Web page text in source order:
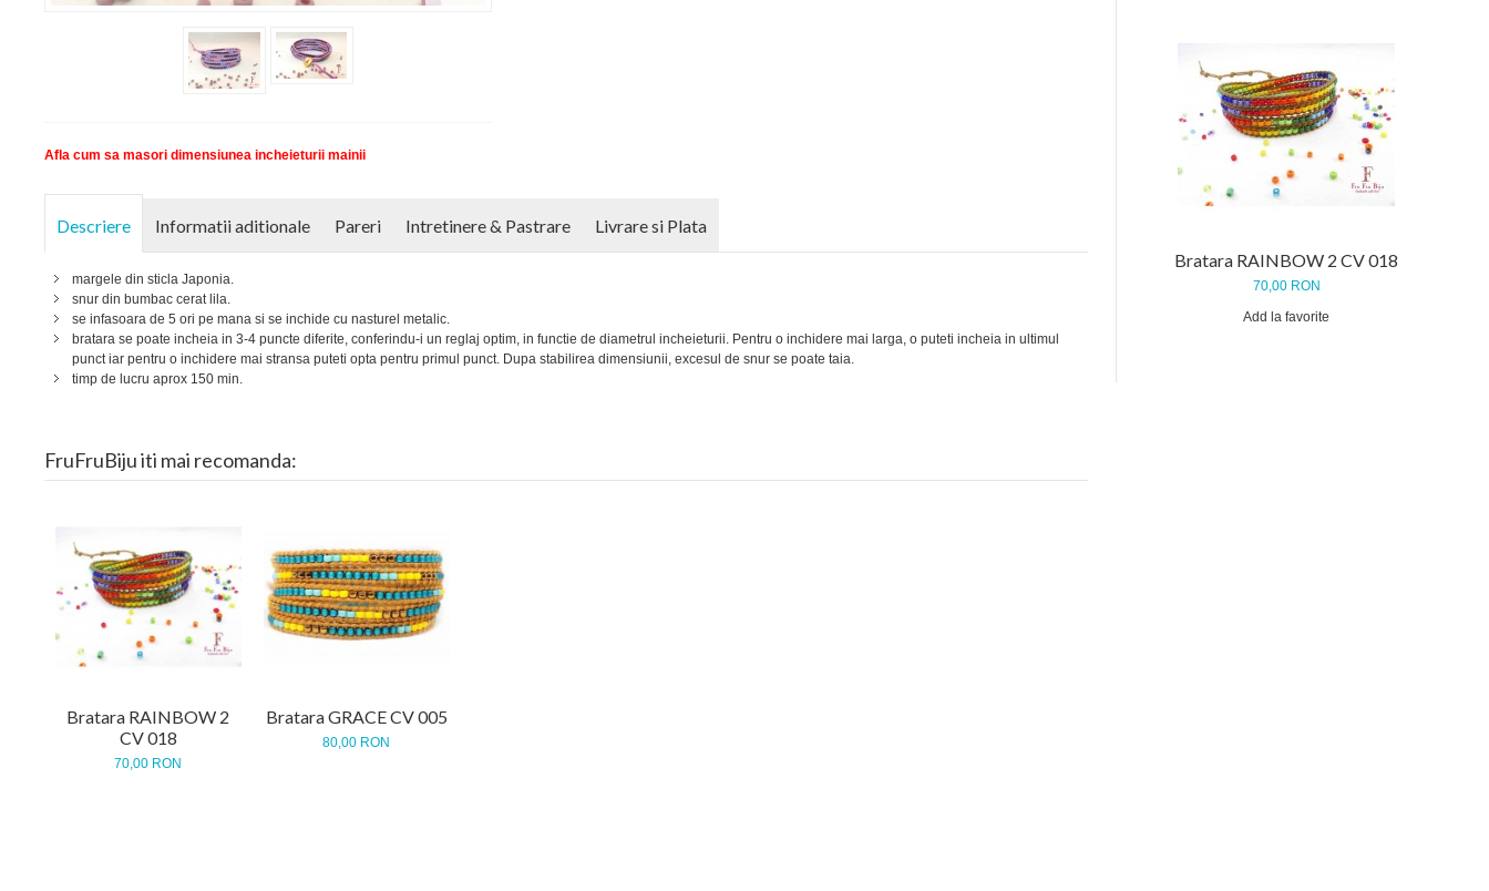
Afla cum sa masori dimensiunea incheieturii mainii
Bratara RAINBOW 2 CV 018
70,00 RON
Add la favorite
Descriere Informatii aditionale Pareri Intretinere & Pastrare Livrare si Plata
margele din sticla Japonia.
snur din bumbac cerat lila.
se infasoara de 5 ori pe mana si se inchide cu nasturel metalic.
bratara se poate incheia in 3-4 puncte diferite, conferindu-i un reglaj optim, in functie de diametrul incheieturii. Pentru o inchidere mai larga, o puteti incheia in ultimul
punct iar pentru o inchidere mai stransa puteti opta pentru primul punct. Dupa stabilirea dimensiunii, excesul de snur se poate taia.
timp de lucru aprox 150 min.
FruFruBiju iti mai recomanda:
Bratara RAINBOW 2
CV 018
70,00 RON
Bratara GRACE CV 005
80,00 RON